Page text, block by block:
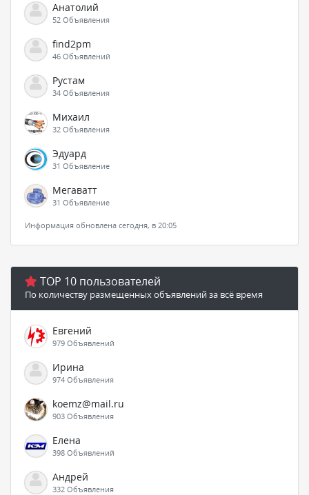
Анатолий
52 Объявления
find2pm
46 Объявлений
Рустам
34 Объявления
Михаил
32 Объявления
Эдуард
31 Объявление
Мегаватт
31 Объявление
Информация обновлена сегодня, в 20:05
TOP 10 пользователей
По количеству размещенных объявлений за всё время
Евгений
979 Объявлений
Ирина
974 Объявления
koemz@mail.ru
903 Объявления
Елена
398 Объявлений
Андрей
332 Объявления